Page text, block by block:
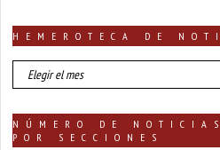
HEMEROTECA DE
HEMEROTECA
DE
NÚMERO DE
POR SECCIONES